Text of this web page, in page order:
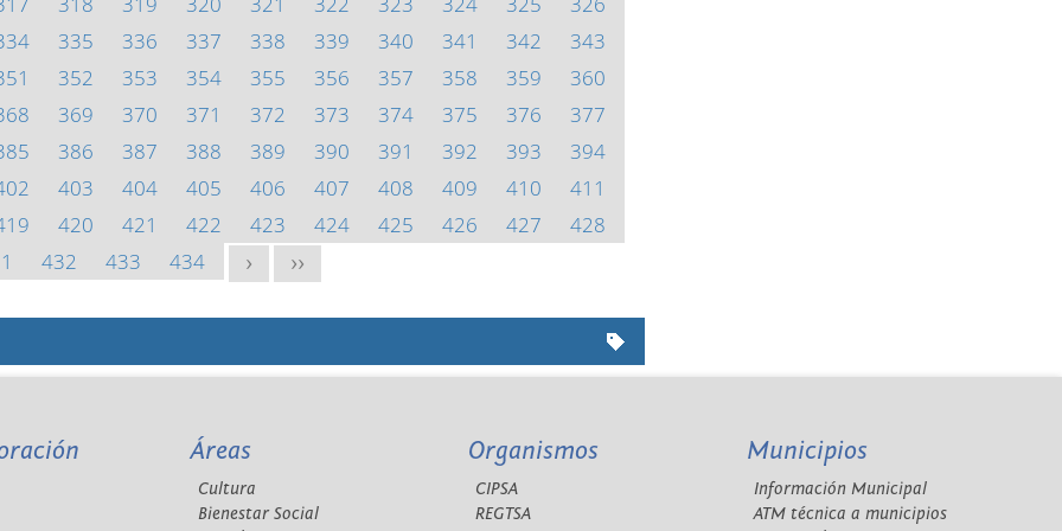
335 336 337 338 339 340 341 342
343
352 353 354 355 356 357 358 359
360
369 370 371 372 373 374 375 376
377
386 387 388 389 390 391 392 393
394
403 404 405 406 407 408 409 410
411
420 421 422 423 424 425 426 427
428
432 433 434 > >>
Áreas
Cultura
Bienestar Social
Organismos
CIPSA
REGTSA
Municipios
Información Municipal
ATM técnica a municipios